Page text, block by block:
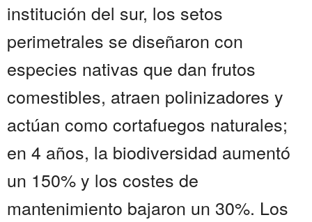
institución del sur, los setos
perimetrales se diseñaron con
especies nativas que dan frutos
comestibles, atraen polinizadores y
actúan como cortafuegos naturales;
en 4 años, la biodiversidad aumentó
un 150% y los costes de
mantenimiento bajaron un 30%. Los